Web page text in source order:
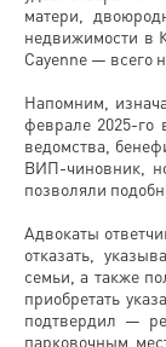
матери,
недвижимости в
Cayenne — всего
Напомним,
феврале 2025-го
ведомства,
ВИП-чиновник,
позволяли
Адвокаты
отказать,
семьи, а также
приобретать
подтвердил —
парковочным